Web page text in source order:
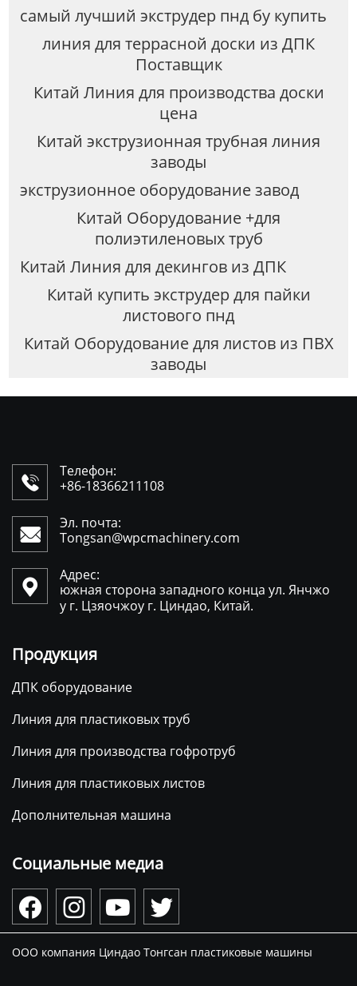
самый лучший экструдер пнд бу купить
линия для террасной доски из ДПК
Поставщик
Китай Линия для производства доски
цена
Китай экструзионная трубная линия
заводы
экструзионное оборудование завод
Китай Оборудование +для
полиэтиленовых труб
Китай Линия для декингов из ДПК
Китай купить экструдер для пайки
листового пнд
Китай Оборудование для листов из ПВХ
заводы

Телефон:
+86-18366211108

Эл. почта:
Tongsan@wpcmachinery.com

Адрес:
южная сторона западного конца ул. Янчжо
у г. Цзяочжоу г. Циндао, Китай.
Продукция
ДПК оборудование
Линия для пластиковых труб
Линия для производства гофротруб
Линия для пластиковых листов
Дополнительная машина
Социальные медиа
   
ООО компания Циндао Тонгсан пластиковые машины